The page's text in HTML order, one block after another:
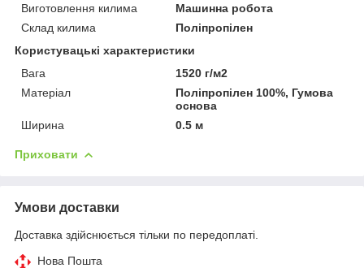
Виготовлення килима
Машинна робота
Склад килима
Поліпропілен
Користувацькі характеристики
Вага
1520 г/м2
Матеріал
Поліпропілен 100%, Гумова
основа
Ширина
0.5 м
Приховати
Умови доставки
Доставка здійснюється тільки по передоплаті.
Нова Пошта